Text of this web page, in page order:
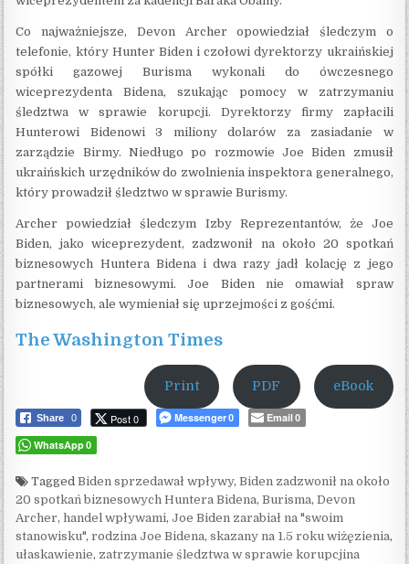
Co najważniejsze, Devon Archer opowiedział śledczym o
telefonie, który Hunter Biden i czołowi dyrektorzy ukraińskiej
spółki gazowej Burisma wykonali do ówczesnego
wiceprezydenta Bidena, szukając pomocy w zatrzymaniu
śledztwa w sprawie korupcji. Dyrektorzy firmy zapłacili
Hunterowi Bidenowi 3 miliony dolarów za zasiadanie w
zarządzie Birmy. Niedługo po rozmowie Joe Biden zmusił
ukraińskich urzędników do zwolnienia inspektora generalnego,
który prowadził śledztwo w sprawie Burismy.
Archer powiedział śledczym Izby Reprezentantów, że Joe
Biden, jako wiceprezydent, zadzwonił na około 20 spotkań
biznesowych Huntera Bidena i dwa razy jadł kolację z jego
partnerami biznesowymi. Joe Biden nie omawiał spraw
biznesowych, ale wymieniał się uprzejmości z gośćmi.
The Washington Times
Print PDF eBook
Share 0 Post 0 Messenger 0 Email 0
WhatsApp 0
TaggedBiden sprzedawał wpływy,Biden zadzwonił na około
20 spotkań biznesowych Huntera Bidena,Burisma,Devon
Archer,handel wpływami,Joe Biden zarabiał na "swoim
stanowisku",rodzina Joe Bidena,skazany na 1.5 roku wiżęzienia,
ułaskawienie, zatrzymanie śledztwa w sprawie korupcjina